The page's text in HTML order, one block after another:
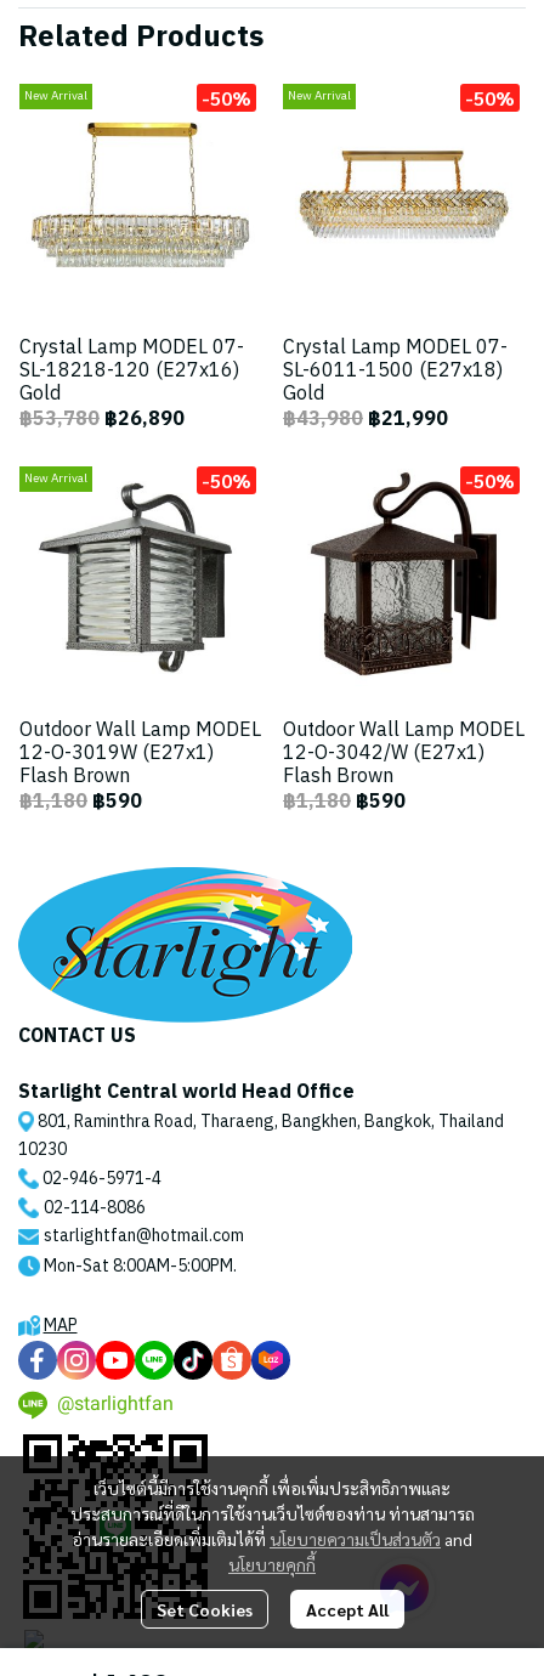
Related Products
New Arrival -50%
Crystal Lamp MODEL 07-
SL-18218-120 (E27x16)
Gold
฿53,780฿26,890
New Arrival -50%
Crystal Lamp MODEL 07-
SL-6011-1500 (E27x18)
Gold
฿43,980฿21,990
New Arrival -50%
Outdoor Wall Lamp MODEL
12-O-3019W (E27x1)
Flash Brown
฿1,180฿590
-50%
Outdoor Wall Lamp MODEL
12-O-3042/W (E27x1)
Flash Brown
฿1,180฿590
เว็บไซต์นี้มีการใช้งานคุกกี้ เพื่อเพิ่มประสิทธิภาพและ
ประสบการณ์ที่ดีในการใช้งานเว็บไซต์ของท่าน ท่านสามารถ
อ่านรายละเอียดเพิ่มเติมได้ที่ นโยบายความเป็นส่วนตัว and
นโยบายคุกกี้
Set Cookies Accept All
CONTACT US
Starlight Central world Head Office
801, Raminthra Road, Tharaeng, Bangkhen, Bangkok, Thailand
10230
02-946-5971-4
02-114-8086
starlightfan@hotmail.com
Mon-Sat 8:00AM-5:00PM.
MAP
@starlightfan